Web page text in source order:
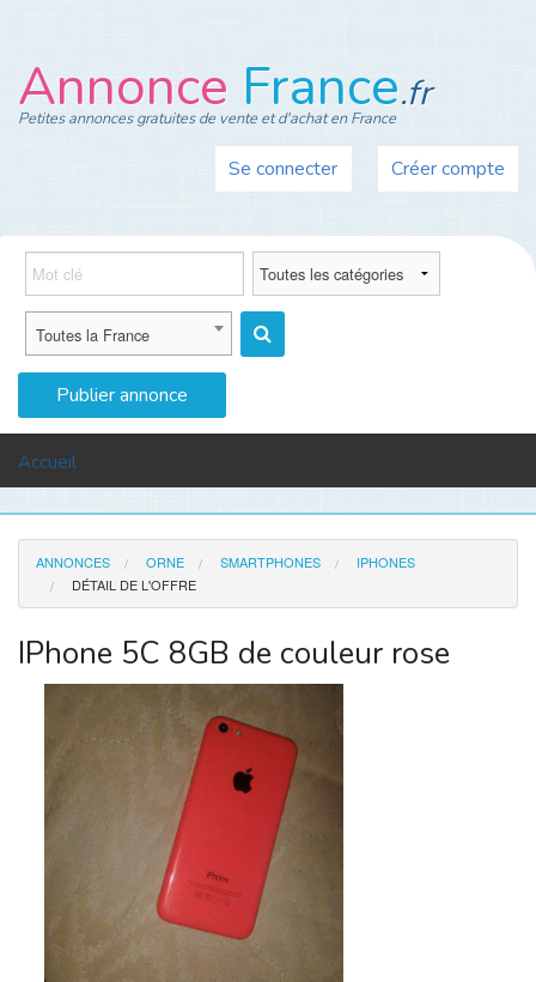
Annonce France.fr
Petites annonces gratuites de vente et d'achat en France
Se connecter Créer compte
Toutes la France
Publier annonce
MENU
Accueil
Auto
Moto
Offre Emploi
Animaux
ANNONCES ORNE SMARTPHONES
IPHONES
DÉTAIL DE L'OFFRE
IPhone 5C 8GB de couleur rose